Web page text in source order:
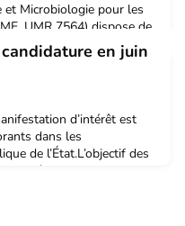
et Microbiologie pour les
UMR 7564) dispose de
des Interfaces
et
la réactivité des surfaces
de
laboratoires
en juin
d’intérêt est
dans les
de l’État.L’objectif des
de thèses au sein des